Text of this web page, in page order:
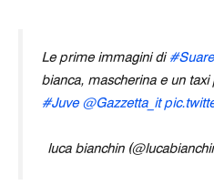
Le prime immagini di
bianca, mascherina e un
#Juve@Gazzetta_it